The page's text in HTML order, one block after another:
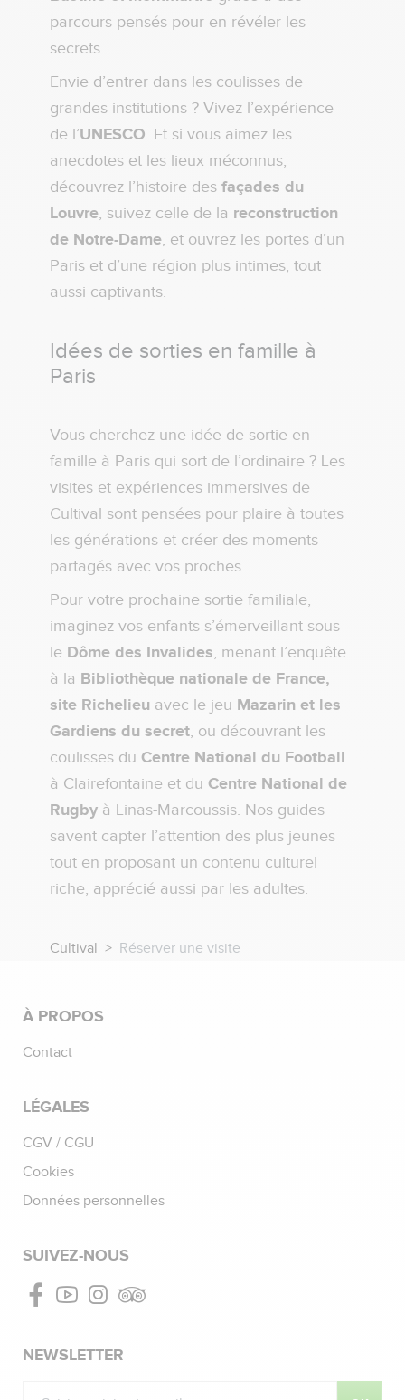
parcours pensés pour en révéler les
secrets.
Envie d’entrer dans les coulisses de
grandes institutions ? Vivez l’expérience
de l’UNESCO. Et si vous aimez les
anecdotes et les lieux méconnus,
découvrez l’histoire des façades du
Louvre, suivez celle de la reconstruction
de Notre-Dame, et ouvrez les portes d’un
Paris et d’une région plus intimes, tout
aussi captivants.
Idées de sorties en famille à
Paris
Vous cherchez une idée de sortie en
famille à Paris qui sort de l’ordinaire ? Les
visites et expériences immersives de
Cultival sont pensées pour plaire à toutes
les générations et créer des moments
partagés avec vos proches.
Pour votre prochaine sortie familiale,
imaginez vos enfants s’émerveillant sous
le Dôme des Invalides, menant l’enquête
à la Bibliothèque nationale de France,
site Richelieu avec le jeu Mazarin et les
Gardiens du secret, ou découvrant les
coulisses du Centre National du Football
à Clairefontaine et du Centre National de
Rugby à Linas-Marcoussis. Nos guides
savent capter l’attention des plus jeunes
tout en proposant un contenu culturel
riche, apprécié aussi par les adultes.
Cultival Réserver une visite
À PROPOS
Contact
LÉGALES
CGV / CGU
Cookies
Données personnelles
SUIVEZ-NOUS
FacebookYoutubeInstagramTripadvisor
NEWSLETTER